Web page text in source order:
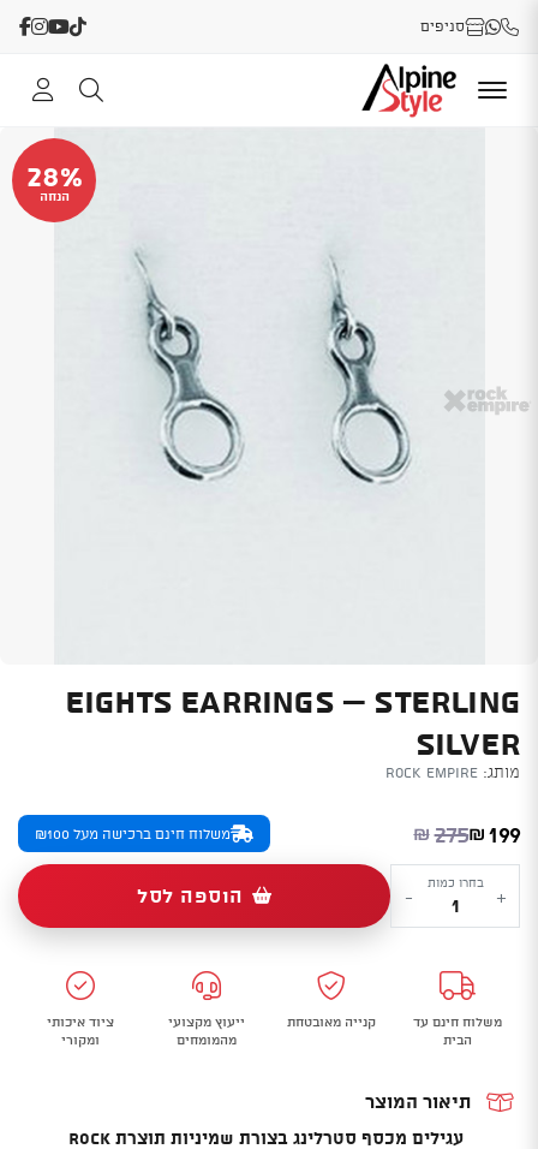
סניפים
EIGHTS EARRINGS – STERLING
SILVER
מותג: Rock Empire
28%
הנחה
₪ 275
המחיר המקורי היה: ₪275.
₪ 199
המחיר הנוכחי הוא: ₪199. משלוח חינם ברכישה מעל ₪100
+
כמות
של
Earrings
-
sterling
בחרו כמות
- הוספה לסל
משלוח חינם עד
הבית
קנייה מאובטחת
ייעוץ מקצועי
מהמומחים
ציוד איכותי
ומקורי
תיאור המוצר
עגילים מכסף סטרלינג בצורת שמיניות תוצרת Rock